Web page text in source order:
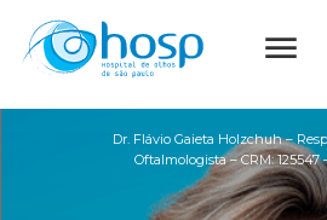
Dr. Flávio Gaieta Holzchuh –
Oftalmologista – CRM: 125547